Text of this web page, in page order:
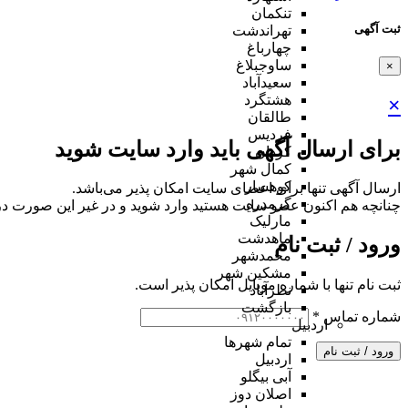
ثبت آگهی
×
×
برای ارسال آگهی باید وارد سایت شوید
ارسال آگهی تنها برای اعضای سایت امکان پذیر می‌باشد.
چنانچه هم‌ اکنون عضو سایت هستید وارد شوید و در غیر این صورت
ورود / ثبت نام
ثبت نام تنها با شماره موبایل امکان پذیر است.
شماره تماس *
ورود / ثبت نام
تنکمان
تهراندشت
چهارباغ
ساوجبلاغ
سعیدآباد
هشتگرد
طالقان
فردیس
کردان
کمال شهر
کوهسار
گرمدره
مارلیک
ماهدشت
محمدشهر
مشکین شهر
نظرآباد
بازگشت
اردبیل
تمام شهر‌ها
اردبیل
آبی بیگلو
اصلان دوز